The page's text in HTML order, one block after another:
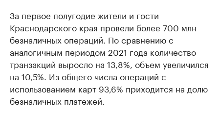
За первое полугодие жители и гости
Краснодарского края провели более 700 млн
безналичных операций. По сравнению с
аналогичным периодом 2021 года количество
транзакций выросло на 13,8%, объем увеличился
на 10,5%. Из общего числа операций с
использованием карт 93,6% приходится на долю
безналичных платежей.